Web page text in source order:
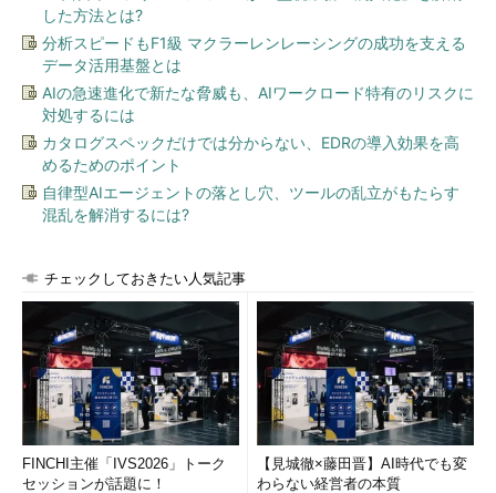
した方法とは?
分析スピードもF1級 マクラーレンレーシングの成功を支える
データ活用基盤とは
AIの急速進化で新たな脅威も、AIワークロード特有のリスクに
対処するには
カタログスペックだけでは分からない、EDRの導入効果を高
めるためのポイント
自律型AIエージェントの落とし穴、ツールの乱立がもたらす
混乱を解消するには?
チェックしておきたい人気記事
FINCHI主催「IVS2026」トーク
セッションが話題に！
【見城徹×藤田晋】AI時代でも変
わらない経営者の本質